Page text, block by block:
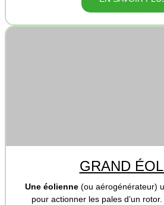
GRAND
Une éolienne(ou aérogénérateur)
pour actionner les pales d’un